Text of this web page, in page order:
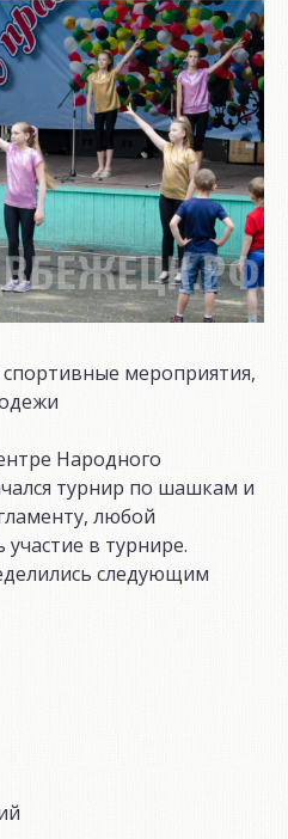
мероприятия,
Народного
турнир по шашкам и
любой
в турнире.
следующим